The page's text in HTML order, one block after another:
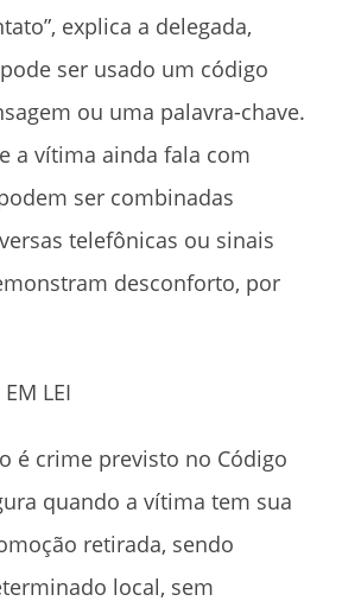
explica a delegada,
ser usado um código
ou uma palavra-chave.
a vítima ainda fala com
ser combinadas
telefônicas ou sinais
desconforto, por
EM LEI
é crime previsto no Código
quando a vítima tem sua
retirada, sendo
local, sem